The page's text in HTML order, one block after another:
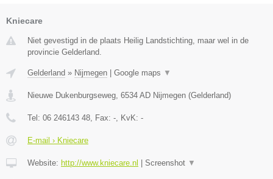
Kniecare
Niet gevestigd in de plaats Heilig Landstichting, maar wel in de
provincie Gelderland.
Gelderland » Nijmegen Google maps ▼
Nieuwe Dukenburgseweg 6534 AD Nijmegen (Gelderland)
Tel: 06 246143 48 , Fax: - , KvK: -
E-mail › Kniecare
Website: http://www.kniecare.nl Screenshot ▼